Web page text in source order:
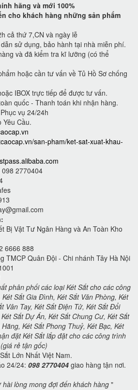
hãng và mới 100%
cho khách hàng những sản phẩm
cả thứ 7,CN và ngày lễ
sử dụng, bảo hành tại nhà miễn phí.
và đã kiểm tra kĩ lưỡng (có thể
hoặc cần tư vấn về Tủ Hồ Sơ chống
IBOX trực tiếp để được tư vấn.
quốc - Thanh toán khi nhận hàng.
vụ 24/24h
Yêu Cầu.
san-pham/ket-sat-xuat-khau-
2770404
Bị Vật Tư Ngân Hàng và An Toàn Kho
6666 888
TMCP Quân Đội - Chi nhánh Tây Hà Nội
phân phối các loại Két Sắt cho các công
Sắt Gia Đình, Két Sắt Văn Phòng, Két
Vân Tay, Két Sắt Điện Tử, Két Sắt Đổi
Sắt Dự Án, Két Sắt Chung Cư, Két Sắt
Két Sắt Phong Thuỷ, Két Bạc, Két
đặt Két Sắt lắp đặt cho các công trình
rẻ tận gốc)
Lớn Nhất Việt Nam.
24/24: 098 2770404 giao hàng tận nơi.
lòng mong đợi đến khách hàng "